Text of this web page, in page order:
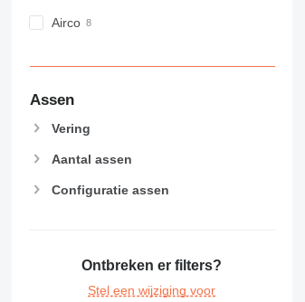
Airco
Assen
Vering
Aantal assen
Configuratie assen
Ontbreken er filters?
Stel een wijziging voor